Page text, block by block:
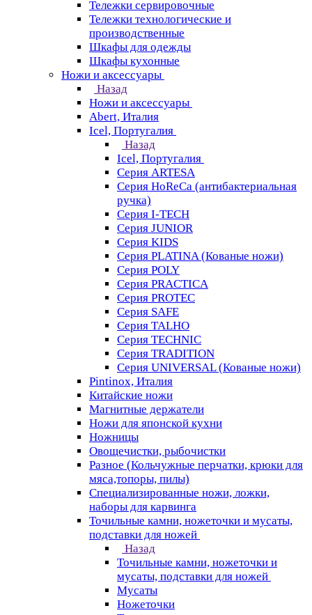
Тележки сервировочные
Тележки технологические и
производственные
Шкафы для одежды
Шкафы кухонные
Ножи и аксессуары
Назад
Ножи и аксессуары
Abert, Италия
Icel, Португалия
Назад
Icel, Португалия
Серия ARTESA
Серия HoReCa (антибактериальная
ручка)
Серия I-TECH
Серия JUNIOR
Серия KIDS
Серия PLATINA (Кованые ножи)
Серия POLY
Серия PRACTICA
Серия PROTEC
Серия SAFE
Серия TALHO
Серия TECHNIC
Серия TRADITION
Серия UNIVERSAL (Кованые ножи)
Pintinox, Италия
Китайские ножи
Магнитные держатели
Ножи для японской кухни
Ножницы
Овощечистки, рыбочистки
Разное (Кольчужные перчатки, крюки для
мяса,топоры, пилы)
Специализированные ножи, ложки,
наборы для карвинга
Точильные камни, ножеточки и мусаты,
подставки для ножей
Назад
Точильные камни, ножеточки и
мусаты, подставки для ножей
Мусаты
Ножеточки